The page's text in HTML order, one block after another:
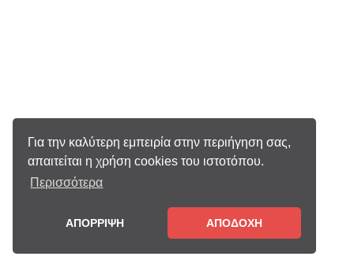
Για την καλύτερη εμπειρία στην περιήγηση σας,
απαιτείται η χρήση cookies του ιστοτόπου.
Περισσότερα
ΑΠΟΡΡΙΨΗ ΑΠΟΔΟΧΗ